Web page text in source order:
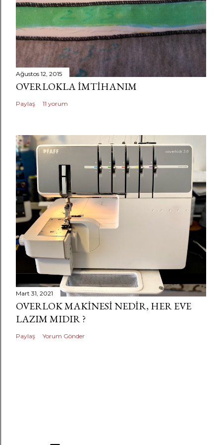
n
e
r
Ağustos 12, 2015
OVERLOKLA IMTIHANIM
Paylaş 11 yorum
Mart 31, 2021
OVERLOK MAKINESI NEDIR, HER EVE
LAZIM MIDIR ?
Paylaş Yorum Gönder